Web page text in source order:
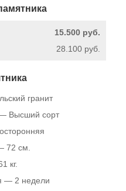
15.500 руб.
28.100 руб.
гранит
— Высший сорт
72 см.
кг.
— 2 недели